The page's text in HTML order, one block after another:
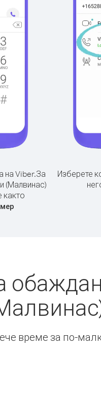
на Viber.За
(Малвинас)
както
Изберете
време за по-